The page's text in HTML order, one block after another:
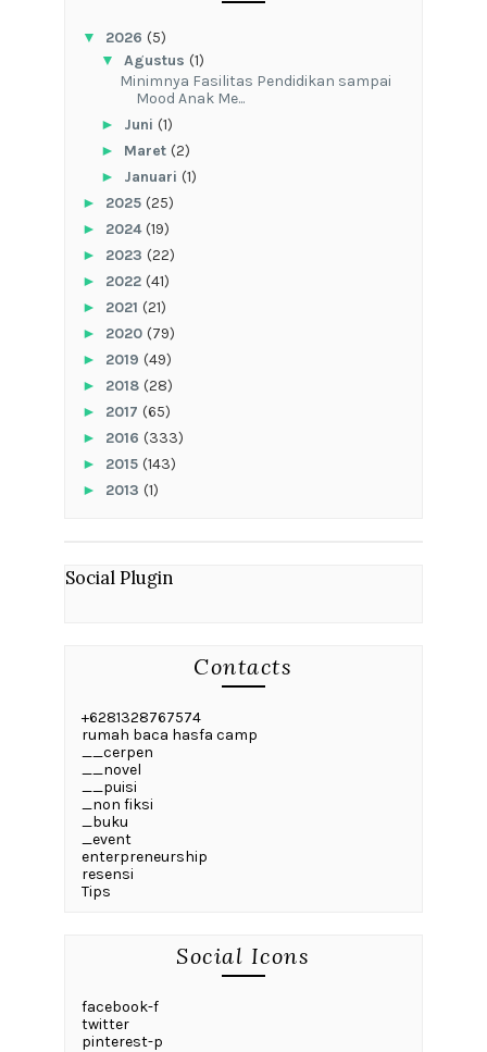
▼ 2026 (5)
▼ Agustus (1)
‎Minimnya Fasilitas Pendidikan sampai
Mood Anak Me...
► Juni (1)
► Maret (2)
► Januari (1)
► 2025 (25)
► 2024(19)
► 2023 (22)
► 2022 (41)
► 2021 (21)
► 2020 (79)
► 2019 (49)
► 2018 (28)
► 2017 (65)
► 2016 (333)
► 2015 (143)
► 2013 (1)
Social Plugin
Contacts
+6281328767574
rumah baca hasfa camp
__cerpen
__novel
__puisi
_non fiksi
_buku
_event
enterpreneurship
resensi
Tips
Social Icons
facebook-f
twitter
pinterest-p